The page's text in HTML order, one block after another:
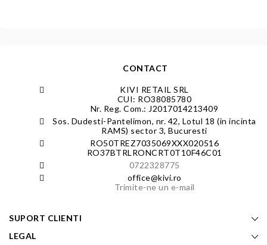
CONTACT
KIVI RETAIL SRL
CUI: RO38085780
Nr. Reg. Com.: J2017014213409
Sos. Dudesti-Pantelimon, nr. 42, Lotul 18 (in incinta
RAMS) sector 3, Bucuresti
RO50TREZ7035069XXX020516
RO37BTRLRONCRT0T10F46C01
0722328775
office@kivi.ro
Trimite-ne un e-mail
SUPORT CLIENTI
LEGAL